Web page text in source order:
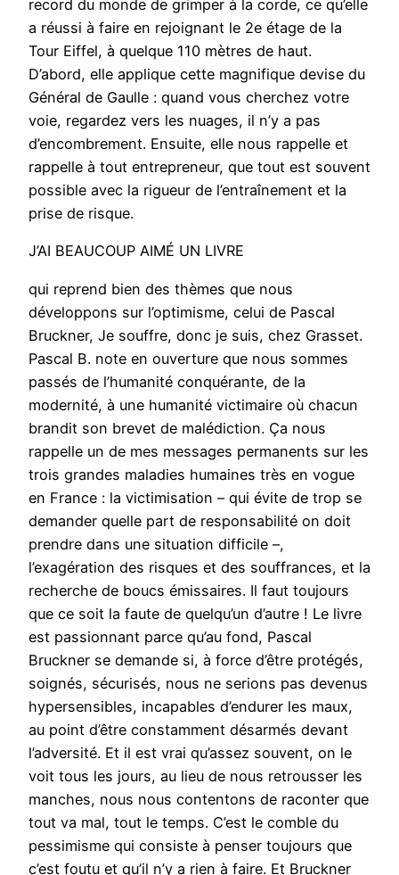
record du monde de grimper à la corde, ce qu’elle
a réussi à faire en rejoignant le 2e étage de la
Tour Eiffel, à quelque 110 mètres de haut.
D’abord, elle applique cette magnifique devise du
Général de Gaulle : quand vous cherchez votre
voie, regardez vers les nuages, il n’y a pas
d’encombrement. Ensuite, elle nous rappelle et
rappelle à tout entrepreneur, que tout est souvent
possible avec la rigueur de l’entraînement et la
prise de risque.
J’AI BEAUCOUP AIMÉ UN LIVRE
qui reprend bien des thèmes que nous
développons sur l’optimisme, celui de Pascal
Bruckner, Je souffre, donc je suis, chez Grasset.
Pascal B. note en ouverture que nous sommes
passés de l’humanité conquérante, de la
modernité, à une humanité victimaire où chacun
brandit son brevet de malédiction. Ça nous
rappelle un de mes messages permanents sur les
trois grandes maladies humaines très en vogue
en France : la victimisation – qui évite de trop se
demander quelle part de responsabilité on doit
prendre dans une situation difficile –,
l’exagération des risques et des souffrances, et la
recherche de boucs émissaires. Il faut toujours
que ce soit la faute de quelqu’un d’autre ! Le livre
est passionnant parce qu’au fond, Pascal
Bruckner se demande si, à force d’être protégés,
soignés, sécurisés, nous ne serions pas devenus
hypersensibles, incapables d’endurer les maux,
au point d’être constamment désarmés devant
l’adversité. Et il est vrai qu’assez souvent, on le
voit tous les jours, au lieu de nous retrousser les
manches, nous nous contentons de raconter que
tout va mal, tout le temps. C’est le comble du
pessimisme qui consiste à penser toujours que
c’est foutu et qu’il n’y a rien à faire. Et Bruckner